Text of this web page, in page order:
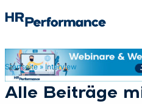
Startseite» Interview
Alle Beiträge